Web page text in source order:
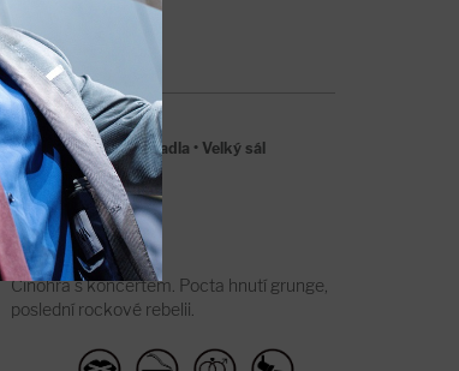
Soubor Švandova divadla • Velký sál
Činohra s koncertem. Pocta hnutí grunge,
poslední rockové rebelii.